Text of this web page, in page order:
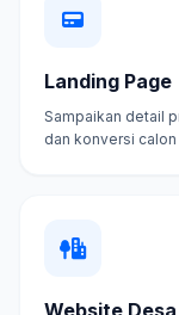
Landing Page
Sampaikan detail
dan konversi
Website Desa